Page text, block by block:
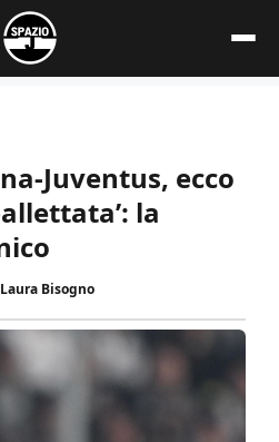
Juventus, ecco
la
Laura Bisogno